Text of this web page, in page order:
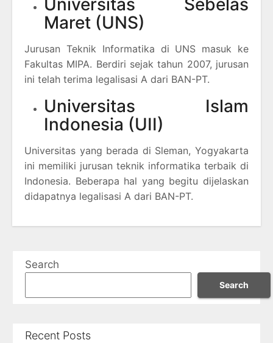
Universitas Sebelas
Maret (UNS)
Jurusan Teknik Informatika di UNS masuk ke
Fakultas MIPA. Berdiri sejak tahun 2007, jurusan
ini telah terima legalisasi A dari BAN-PT.
Universitas Islam
Indonesia (UII)
Universitas yang berada di Sleman, Yogyakarta
ini memiliki jurusan teknik informatika terbaik di
Indonesia. Beberapa hal yang begitu dijelaskan
didapatnya legalisasi A dari BAN-PT.
Search
Search
Recent Posts